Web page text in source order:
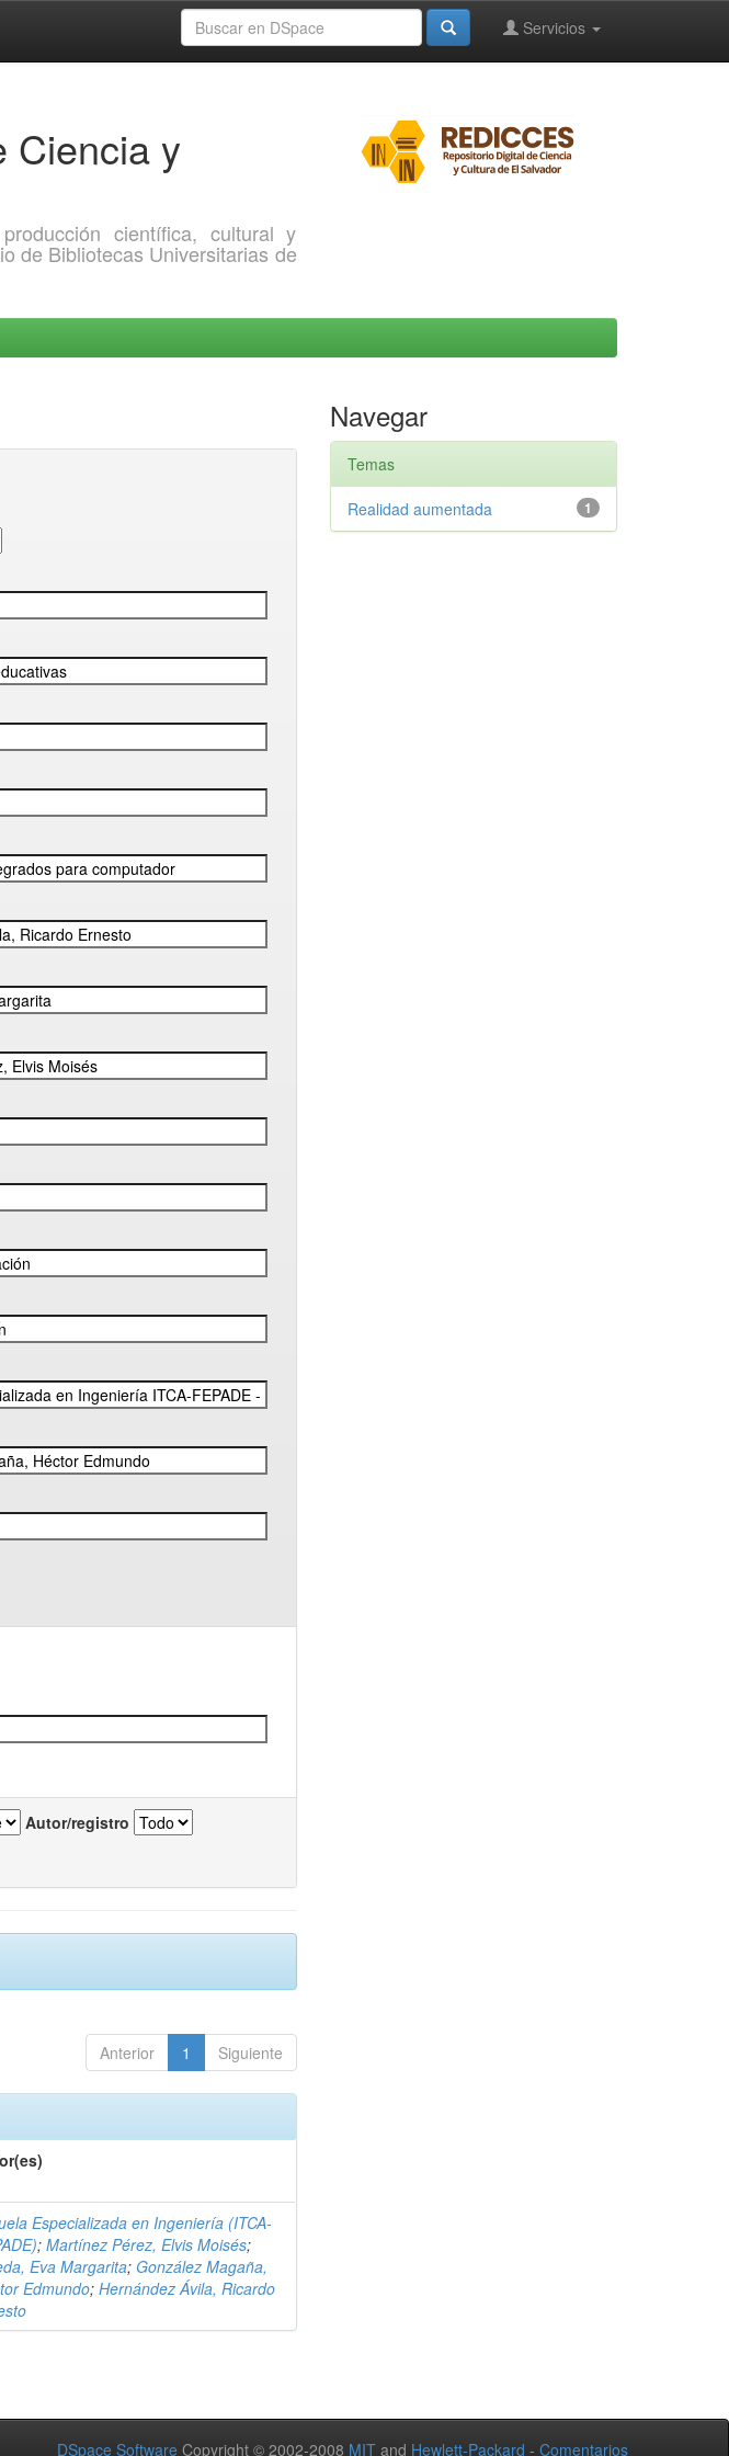
Servicios
Ciencia y
científica, cultural y
de Bibliotecas Universitarias de
Autor/registro
Anterior 1 Siguiente
Especializada en Ingeniería (ITCA-
;Martínez Pérez, Elvis Moisés;
Eva Margarita; González Magaña,
Edmundo;Hernández Ávila, Ricardo
Navegar
Temas
1
Realidad aumentada
DSpace Software Copyright © 2002-2008 MIT and Hewlett-Packard - Comentarios